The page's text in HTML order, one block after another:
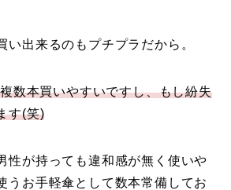
い出来るのもプチプラだから。
数本買いやすいですし、もし紛失
す(笑)
性が持っても違和感が無く使いや
うお手軽傘として数本常備してお